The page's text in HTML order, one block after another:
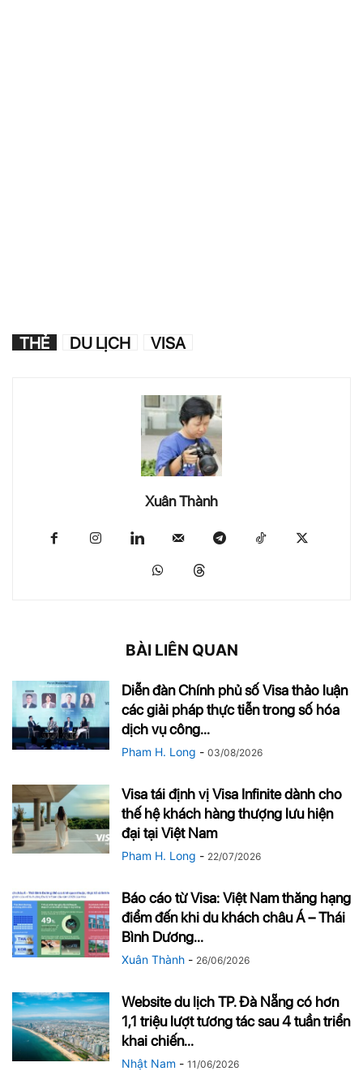
THẺ DU LỊCH VISA
Xuân Thành
BÀI LIÊN QUAN
Diễn đàn Chính phủ số Visa thảo luận
các giải pháp thực tiễn trong số hóa
dịch vụ công...
Pham H. Long - 03/08/2026
Visa tái định vị Visa Infinite dành cho
thế hệ khách hàng thượng lưu hiện
đại tại Việt Nam
Pham H. Long - 22/07/2026
Báo cáo từ Visa: Việt Nam thăng hạng
điểm đến khi du khách châu Á – Thái
Bình Dương...
Xuân Thành - 26/06/2026
Website du lịch TP. Đà Nẵng có hơn
1,1 triệu lượt tương tác sau 4 tuần triển
khai chiến...
Nhật Nam - 11/06/2026